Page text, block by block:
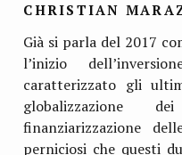
CHRISTIAN
Già si parla del 2017
l’inizio
caratterizzato gli
globalizzazione
finanziarizzazione
perniciosi che questi